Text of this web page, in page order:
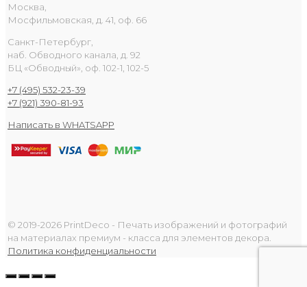
Москва,
Мосфильмовская, д. 41, оф. 66
Санкт-Петербург,
наб. Обводного канала, д. 92
БЦ «Обводный», оф. 102-1, 102-5
+7 (495) 532-23-39
+7 (921) 390-81-93
Написать в WHATSAPP
© 2019-2026 PrintDeco - Печать изображений и фотографий
на материалах премиум - класса для элементов декора.
Политика конфиденциальности